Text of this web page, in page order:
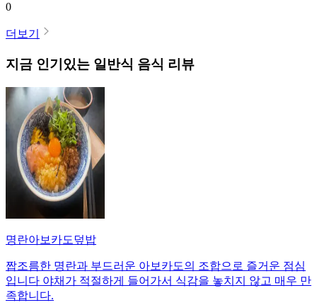
0
더보기
지금 인기있는 일반식 음식 리뷰
명란아보카도덮밥
짭조름한 명란과 부드러운 아보카도의 조합으로 즐거운 점심
입니다 야채가 적절하게 들어가서 식감을 놓치지 않고 매우 만
족합니다.